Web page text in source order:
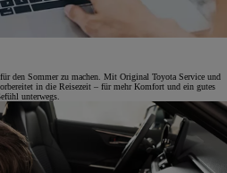
den Sommer zu machen. Mit Original Toyota Service und
in die Reisezeit – für mehr Komfort und ein gutes
unterwegs.